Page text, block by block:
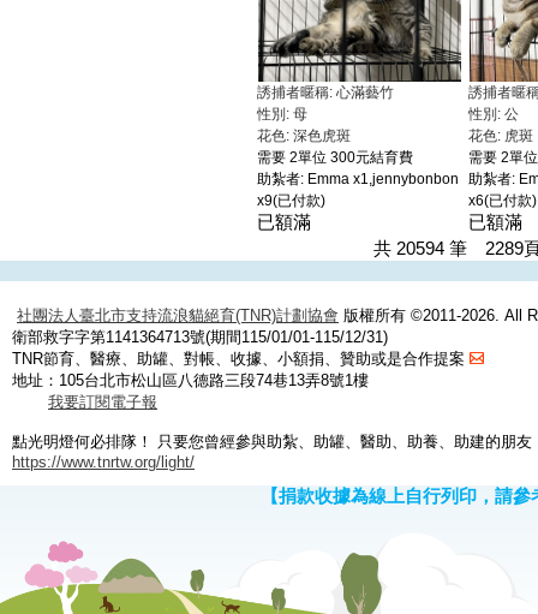
誘捕者暱稱: 心滿藝竹
性別: 母
花色: 深色虎斑
需要 2單位 300元結育費
助紮者: Emma x1,jennybonbon
x9(已付款)
已額滿
誘捕者暱
性別: 公
花色: 虎斑
需要 2單
助紮者:
x6(已付款)
已額滿
共 20594 筆 2289
社團法人臺北市支持流浪貓絕育(TNR)計劃協會 版權所有 ©2011-2026. All
衛部救字字第1141364713號(期間115/01/01-115/12/31)
TNR節育、醫療、助罐、對帳、收據、小額捐、贊助或是合作提案
地址：105台北市松山區八德路三段74巷13弄8號1樓
我要訂閱電子報
點光明燈何必排隊！ 只要您曾經參與助紮、助罐、醫助、助養、助建的朋
https://www.tnrtw.org/light/
【捐款收據為線上自行列印，請參